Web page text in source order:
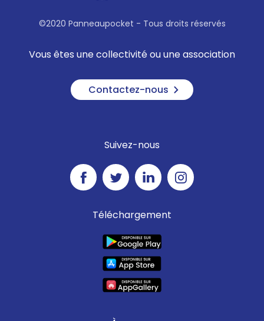
©2020 Panneaupocket - Tous droits réservés
Vous êtes une collectivité ou une association
Contactez-nous
Suivez-nous
Téléchargement